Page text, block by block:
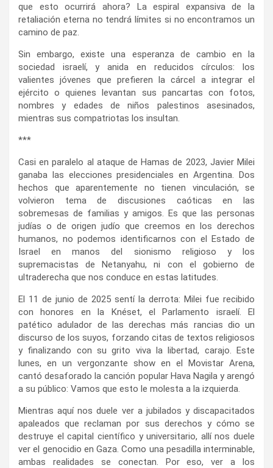
que esto ocurrirá ahora? La espiral expansiva de la
retaliación eterna no tendrá límites si no encontramos un
camino de paz.
Sin embargo, existe una esperanza de cambio en la
sociedad israelí, y anida en reducidos círculos: los
valientes jóvenes que prefieren la cárcel a integrar el
ejército o quienes levantan sus pancartas con fotos,
nombres y edades de niños palestinos asesinados,
mientras sus compatriotas los insultan.
***
Casi en paralelo al ataque de Hamas de 2023, Javier Milei
ganaba las elecciones presidenciales en Argentina. Dos
hechos que aparentemente no tienen vinculación, se
volvieron tema de discusiones caóticas en las
sobremesas de familias y amigos. Es que las personas
judías o de origen judío que creemos en los derechos
humanos, no podemos identificarnos con el Estado de
Israel en manos del sionismo religioso y los
supremacistas de Netanyahu, ni con el gobierno de
ultraderecha que nos conduce en estas latitudes.
El 11 de junio de 2025 sentí la derrota: Milei fue recibido
con honores en la Knéset, el Parlamento israelí. El
patético adulador de las derechas más rancias dio un
discurso de los suyos, forzando citas de textos religiosos
y finalizando con su grito viva la libertad, carajo. Este
lunes, en un vergonzante show en el Movistar Arena,
cantó desaforado la canción popular Hava Nagila y arengó
a su público: Vamos que esto le molesta a la izquierda.
Mientras aquí nos duele ver a jubilados y discapacitados
apaleados que reclaman por sus derechos y cómo se
destruye el capital científico y universitario, allí nos duele
ver el genocidio en Gaza. Como una pesadilla interminable,
ambas realidades se conectan. Por eso, ver a los